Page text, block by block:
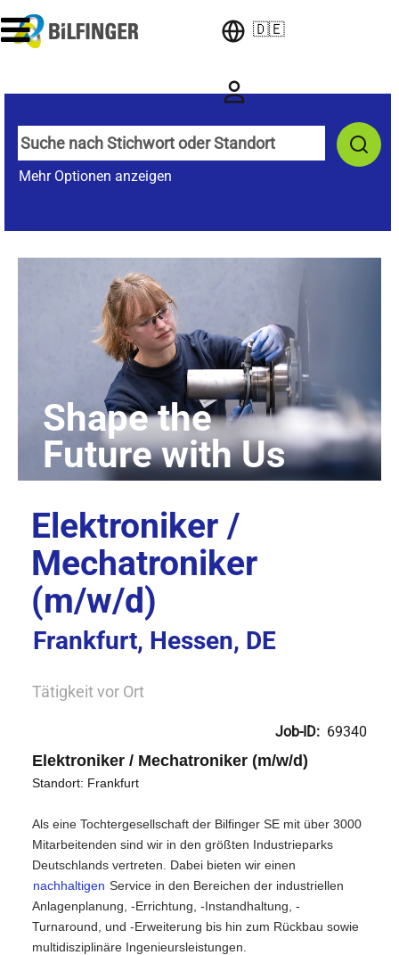
🇩🇪
Mehr Optionen anzeigen
Elektroniker /
Mechatroniker
(m/w/d)
Frankfurt, Hessen, DE
Tätigkeit vor Ort
Job-ID: 69340
Elektroniker / Mechatroniker (m/w/d)
Standort: Frankfurt
Als eine Tochtergesellschaft der Bilfinger SE mit über 3000
Mitarbeitenden sind wir in den größten Industrieparks
Deutschlands vertreten. Dabei bieten wir einen
nachhaltigen Service in den Bereichen der industriellen
Anlagenplanung, -Errichtung, -Instandhaltung, -
Turnaround, und -Erweiterung bis hin zum Rückbau sowie
multidisziplinäre Ingenieursleistungen.